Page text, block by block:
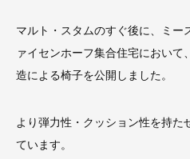
マルト・スタムのすぐ後に、ミー
ァイセンホーフ集合住宅におい
造による椅子を公開しました。
より弾力性・クッション性を持た
ています。